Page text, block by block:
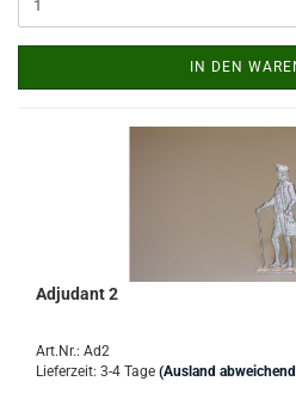
IN DEN
Adjudant 2
Art.Nr.: Ad2
Lieferzeit: 3-4 Tage (Ausland